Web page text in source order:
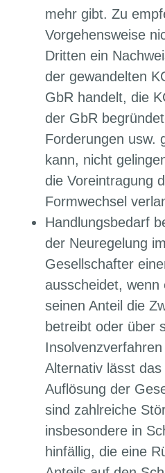
mehr gibt. Zu
Vorgehensweise
Dritten ein
der gewandelten
GbR handelt, die
der GbR
Forderungen usw.
kann, nicht
die Voreintragung
Formwechsel
Handlungsbedarf
der Neuregelung
Gesellschafter
ausscheidet, wenn
seinen Anteil die
betreibt oder über
Alternativ lässt
Auflösung der
sind zahlreiche
insbesondere in
hinfällig, die eine